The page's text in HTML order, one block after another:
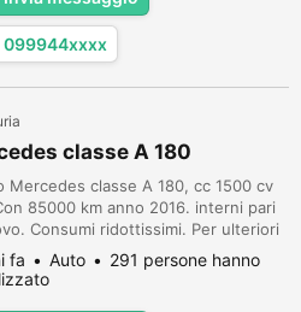
-NAVIGATORE CARTOGRAFICO -
POSTERIORE -PORTELLONE
-FARI BIXEN...
099944xxxx
classe A 180
Mercedes classe A 180, cc 1500 cv
85000 km anno 2016. interni pari
Consumi ridottissimi. Per ulteriori
fa Auto
291 persone hanno